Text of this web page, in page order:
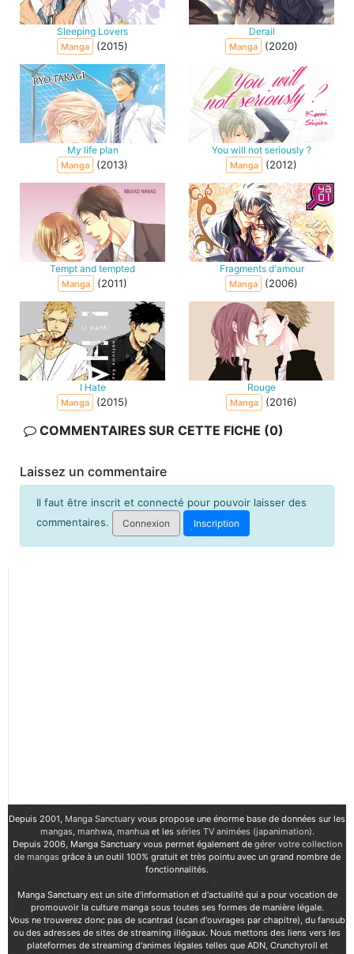
Sleeping Lovers
Manga (2015)
Derail
Manga (2020)
My life plan
Manga (2013)
You will not seriously ?
Manga (2012)
Tempt and tempted
Manga (2011)
Fragments d'amour
Manga (2006)
I Hate
Manga (2015)
Rouge
Manga (2016)
COMMENTAIRES SUR CETTE FICHE (0)
Laissez un commentaire
Il faut être inscrit et connecté pour pouvoir laisser des
commentaires.
Connexion Inscription
Depuis 2001, Manga Sanctuary vous propose une énorme base de données sur les
mangas, manhwa, manhuaet les séries TV animées (japanimation).
Depuis 2006, Manga Sanctuary vous permet également de gérer votre collection
de mangasgrâce à un outil 100% gratuit et très pointu avec un grand nombre de
fonctionnalités.
Manga Sanctuary est un site d'information et d'actualité qui a pour vocation de
promouvoir la culture manga sous toutes ses formes de manière légale.
Vous ne trouverez donc pas de scantrad (scan d'ouvrages par chapitre), du fansub
ou des adresses de sites de streaming illégaux. Nous mettons des liens vers les
plateformes de streaming d'animes légales telles que ADN, Crunchyroll et